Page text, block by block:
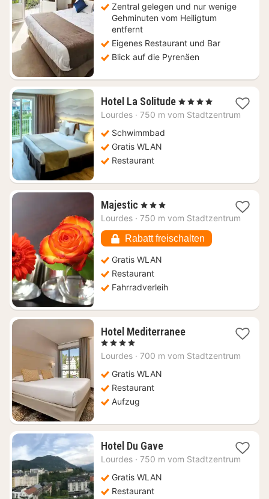
45
€
Zentral gelegen und nur wenige
Gehminuten vom Heiligtum
entfernt
Eigenes Restaurant und Bar
Blick auf die Pyrenäen
Hotel La Solitude1
Nacht
, 4 Sterne
Lourdes · 750 m vom Stadtzentrum
Schwimmbad
Gratis WLAN
Restaurant
Majestic1
Nacht
39,45
€
, 3 Sterne
Lourdes · 750 m vom Stadtzentrum
Rabatt freischalten
Gratis WLAN
Restaurant
Fahrradverleih
Hotel Mediterranee1
ab
, 4 Sterne
Lourdes · 700 m vom Stadtzentrum
Gratis WLAN
Restaurant
Aufzug
Hotel Du Gave1
Nacht
Lourdes · 750 m vom Stadtzentrum
Gratis WLAN
Restaurant